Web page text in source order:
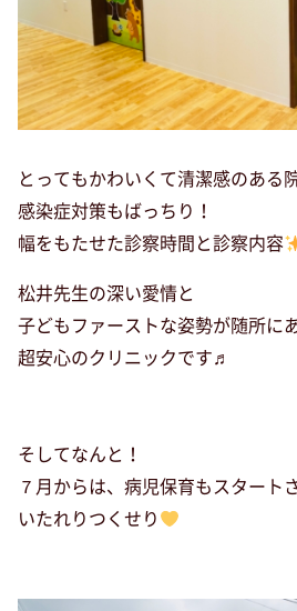
とってもかわいくて清潔感のある
感染症対策もばっちり！
幅をもたせた診察時間と診察内容
松井先生の深い愛情と
子どもファーストな姿勢が随所に
超安心のクリニックです♬
そしてなんと！
７月からは、病児保育もスタート
いたれりつくせり